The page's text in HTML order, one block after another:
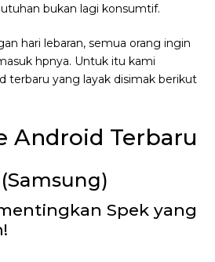
bukan lagi konsumtif.
hari lebaran, semua orang ingin
hpnya. Untuk itu kami
terbaru yang layak disimak berikut
Android Terbaru
(Samsung)
Spek yang